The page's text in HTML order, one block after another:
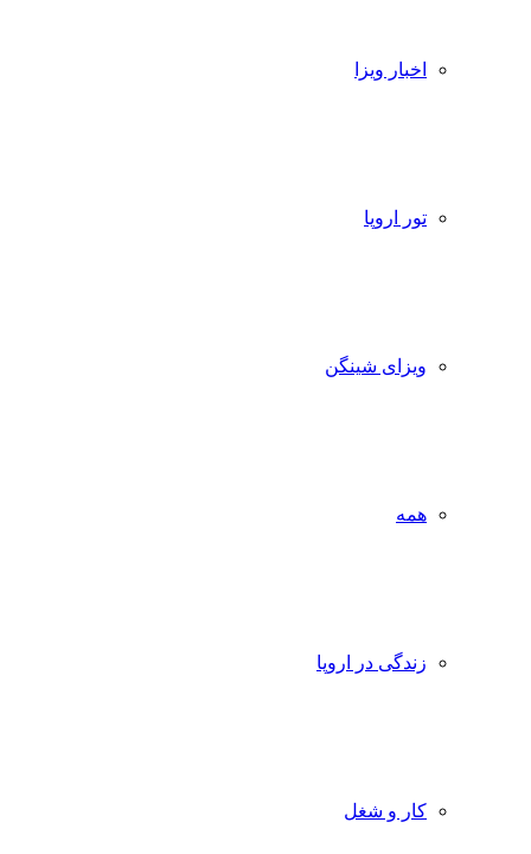
اخبار ویزا
تور اروپا
ویزای شینگن
همه
زندگی در اروپا
کار و شغل